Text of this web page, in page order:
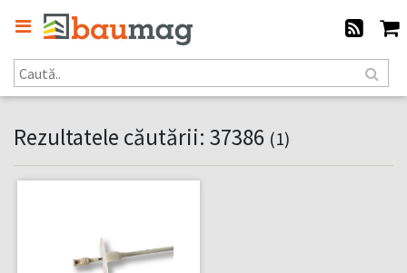
Rezultatele căutării: 37386 (1)